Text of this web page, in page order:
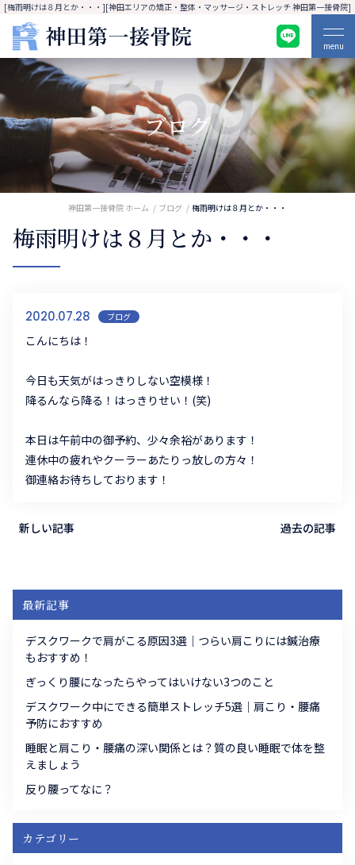
[梅雨明けは８月とか・・・][神田エリアの矯正・整体・マッサージ・ストレッチ 神田第一接骨院]
menu
Blog
ブログ
神田第一接骨院 ホーム ブログ 梅雨明けは８月とか・・・
梅雨明けは８月とか・・・
2020.07.28 ブログ
こんにちは！
今日も天気がはっきりしない空模様！
降るんなら降る！はっきりせい！(笑)
本日は午前中の御予約、少々余裕があります！
連休中の疲れやクーラーあたりっ放しの方々！
御連絡お待ちしております！
新しい記事 過去の記事
最新記事
デスクワークで肩がこる原因3選｜つらい肩こりには鍼治療
もおすすめ！
ぎっくり腰になったらやってはいけない3つのこと
デスクワーク中にできる簡単ストレッチ5選｜肩こり・腰痛
予防におすすめ
睡眠と肩こり・腰痛の深い関係とは？質の良い睡眠で体を整
えましょう
反り腰ってなに？
カテゴリー